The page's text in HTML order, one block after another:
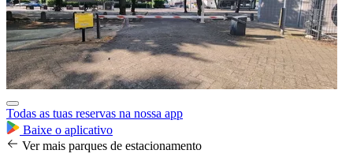
Todas as tuas reservas na nossa app
Baixe o aplicativo
Ver mais parques de estacionamento